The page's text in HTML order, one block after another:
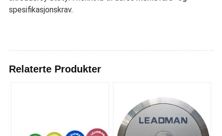
spesifikasjonskrav.
Relaterte Produkter